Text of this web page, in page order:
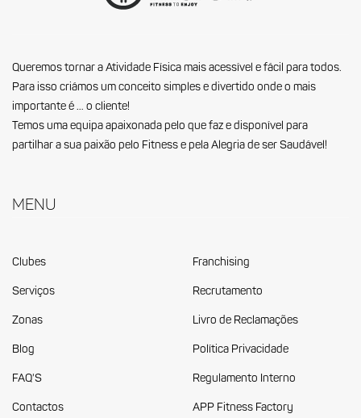
Queremos tornar a Atividade Física mais acessível e fácil para todos.
Para isso criámos um conceito simples e divertido onde o mais
importante é … o cliente!
Temos uma equipa apaixonada pelo que faz e disponível para
partilhar a sua paixão pelo Fitness e pela Alegria de ser Saudável!
Menu
Clubes
Serviços
Zonas
Blog
FAQ'S
Contactos
Franchising
Recrutamento
Livro de Reclamações
Política Privacidade
Regulamento Interno
APP Fitness Factory